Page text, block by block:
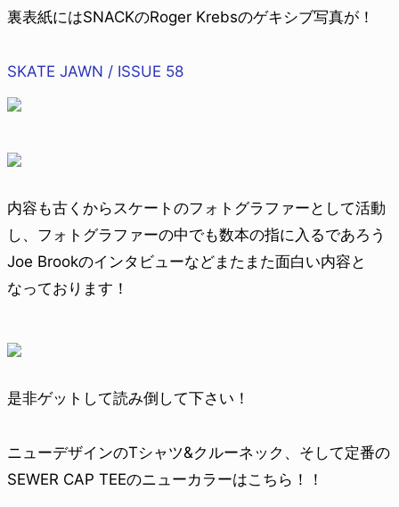
裏表紙にはSNACKのRoger Krebsのゲキシブ写真が！
SKATE JAWN / ISSUE 58
内容も古くからスケートのフォトグラファーとして活動
し、フォトグラファーの中でも数本の指に入るであろう
Joe Brookのインタビューなどまたまた面白い内容と
なっております！
是非ゲットして読み倒して下さい！
ニューデザインのTシャツ&クルーネック、そして定番の
SEWER CAP TEEのニューカラーはこちら！！